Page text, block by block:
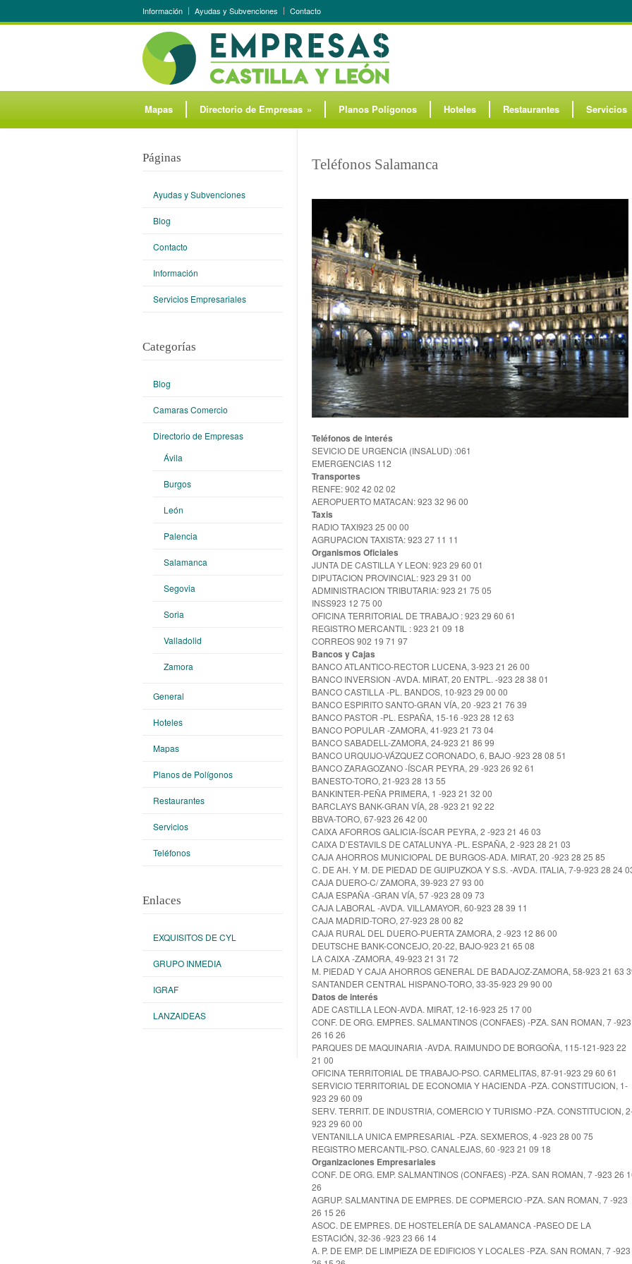
Información Ayudas y Subvenciones Contacto
Mapas Directorio de Empresas » Planos Polígonos Hoteles Restaurantes Servicios
Teléfonos Salamanca
Teléfonos de interés
SEVICIO DE URGENCIA (INSALUD) :061
EMERGENCIAS 112
Transportes
RENFE: 902 42 02 02
AEROPUERTO MATACAN: 923 32 96 00
Taxis
RADIO TAXI923 25 00 00
AGRUPACION TAXISTA: 923 27 11 11
Organismos Oficiales
JUNTA DE CASTILLA Y LEON: 923 29 60 01
DIPUTACION PROVINCIAL: 923 29 31 00
ADMINISTRACION TRIBUTARIA: 923 21 75 05
INSS923 12 75 00
OFICINA TERRITORIAL DE TRABAJO : 923 29 60 61
REGISTRO MERCANTIL : 923 21 09 18
CORREOS 902 19 71 97
Bancos y Cajas
BANCO ATLANTICO-RECTOR LUCENA, 3-923 21 26 00
BANCO INVERSION -AVDA. MIRAT, 20 ENTPL. -923 28 38 01
BANCO CASTILLA -PL. BANDOS, 10-923 29 00 00
BANCO ESPIRITO SANTO-GRAN VÍA, 20 -923 21 76 39
BANCO PASTOR -PL. ESPAÑA, 15-16 -923 28 12 63
BANCO POPULAR -ZAMORA, 41-923 21 73 04
BANCO SABADELL-ZAMORA, 24-923 21 86 99
BANCO URQUIJO-VÁZQUEZ CORONADO, 6, BAJO -923 28 08 51
BANCO ZARAGOZANO -ÍSCAR PEYRA, 29 -923 26 92 61
BANESTO-TORO, 21-923 28 13 55
BANKINTER-PEÑA PRIMERA, 1 -923 21 32 00
BARCLAYS BANK-GRAN VÍA, 28 -923 21 92 22
BBVA-TORO, 67-923 26 42 00
CAIXA AFORROS GALICIA-ÍSCAR PEYRA, 2 -923 21 46 03
CAIXA D’ESTAVILS DE CATALUNYA -PL. ESPAÑA, 2 -923 28 21 03
CAJA AHORROS MUNICIOPAL DE BURGOS-ADA. MIRAT, 20 -923 28 25 85
C. DE AH. Y M. DE PIEDAD DE GUIPUZKOA Y S.S. -AVDA. ITALIA, 7-9-923 28 24
CAJA DUERO-C/ ZAMORA, 39-923 27 93 00
CAJA ESPAÑA -GRAN VÍA, 57 -923 28 09 73
CAJA LABORAL -AVDA. VILLAMAYOR, 60-923 28 39 11
CAJA MADRID-TORO, 27-923 28 00 82
CAJA RURAL DEL DUERO-PUERTA ZAMORA, 2 -923 12 86 00
DEUTSCHE BANK-CONCEJO, 20-22, BAJO-923 21 65 08
LA CAIXA -ZAMORA, 49-923 21 31 72
M. PIEDAD Y CAJA AHORROS GENERAL DE BADAJOZ-ZAMORA, 58-923 21 63
SANTANDER CENTRAL HISPANO-TORO, 33-35-923 29 90 00
Datos de interés
ADE CASTILLA LEON-AVDA. MIRAT, 12-16-923 25 17 00
CONF. DE ORG. EMPRES. SALMANTINOS (CONFAES) -PZA. SAN ROMAN, 7 -923
26 16 26
PARQUES DE MAQUINARIA -AVDA. RAIMUNDO DE BORGOÑA, 115-121-923 22
21 00
OFICINA TERRITORIAL DE TRABAJO-PSO. CARMELITAS, 87-91-923 29 60 61
SERVICIO TERRITORIAL DE ECONOMIA Y HACIENDA -PZA. CONSTITUCION, 1-
923 29 60 09
SERV. TERRIT. DE INDUSTRIA, COMERCIO Y TURISMO -PZA. CONSTITUCION,
923 29 60 00
VENTANILLA UNICA EMPRESARIAL -PZA. SEXMEROS, 4 -923 28 00 75
REGISTRO MERCANTIL-PSO. CANALEJAS, 60 -923 21 09 18
Organizaciones Empresariales
CONF. DE ORG. EMP. SALMANTINOS (CONFAES) -PZA. SAN ROMAN, 7 -923 26
26
AGRUP. SALMANTINA DE EMPRES. DE COPMERCIO -PZA. SAN ROMAN, 7 -923
26 15 26
ASOC. DE EMPRES. DE HOSTELERÍA DE SALAMANCA -PASEO DE LA
ESTACIÓN, 32-36 -923 23 66 14
A. P. DE EMP. DE LIMPIEZA DE EDIFICIOS Y LOCALES -PZA. SAN ROMAN, 7 -923
Páginas
Ayudas y Subvenciones
Blog
Contacto
Información
Servicios Empresariales
Categorías
Blog
Camaras Comercio
Directorio de Empresas
Ávila
Burgos
León
Palencia
Salamanca
Segovia
Soria
Valladolid
Zamora
General
Hoteles
Mapas
Planos de Polígonos
Restaurantes
Servicios
Teléfonos
Enlaces
EXQUISITOS DE CYL
GRUPO INMEDIA
IGRAF
LANZAIDEAS